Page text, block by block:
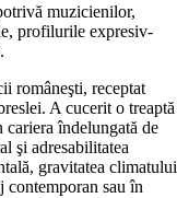
muzicienilor,
profilurile expresiv-
româneşti, receptat
A cucerit o treaptă
îndelungată de
şi adresabilitatea
gravitatea climatului
sau în